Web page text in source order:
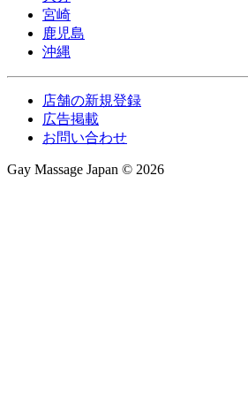
宮崎
鹿児島
沖縄
店舗の新規登録
広告掲載
お問い合わせ
Gay Massage Japan © 2026